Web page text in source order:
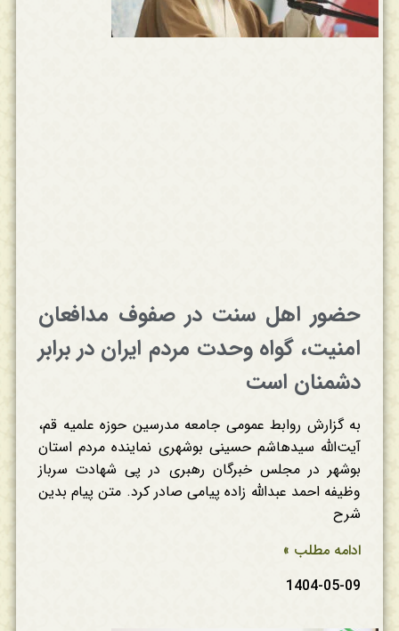
حضور اهل سنت در صفوف مدافعان
امنیت، گواه وحدت مردم ایران در برابر
دشمنان است
به گزارش روابط عمومی جامعه مدرسین حوزه علمیه قم،
آیت‌الله سیدهاشم حسینی بوشهری نماینده مردم استان
بوشهر در مجلس خبرگان رهبری در پی شهادت سرباز
وظیفه احمد عبدالله زاده پیامی صادر کرد. متن پیام بدین
شرح
ادامه مطلب »
1404-05-09